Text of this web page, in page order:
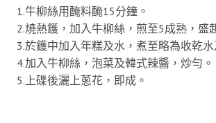
1.牛柳絲用醃料醃15分鐘。
2.燒熱鑊，加入牛柳絲，煎至5成熟，盛
3.於鑊中加入年糕及水，煮至略為收乾水
4.加入牛柳絲，泡菜及韓式辣醬，炒勻。
5.上碟後灑上蔥花，即成。